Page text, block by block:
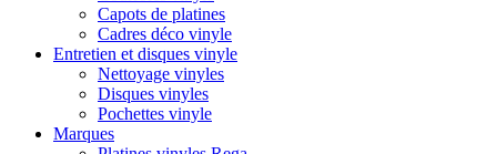
Capots de platines
Cadres déco vinyle
Entretien et disques vinyle
Nettoyage vinyles
Disques vinyles
Pochettes vinyle
Marques